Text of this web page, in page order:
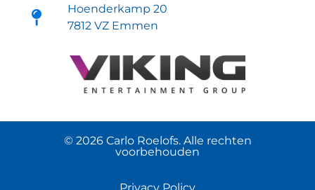
Hoenderkamp 20
7812 VZ Emmen
© 2026 Carlo Roelofs. Alle rechten
voorbehouden